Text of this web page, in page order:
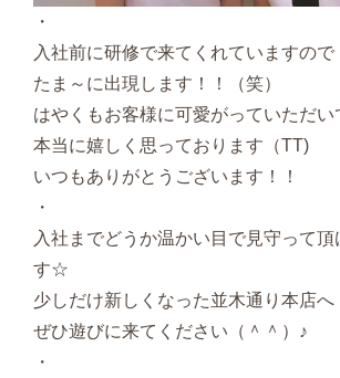
・
入社前に研修で来てくれていますので
たま～に出現します！！（笑）
はやくもお客様に可愛がっていただい
本当に嬉しく思っております（TT)
いつもありがとうございます！！
・
入社までどうか温かい目で見守って
す☆
少しだけ新しくなった並木通り本店へ
ぜひ遊びに来てください（＾＾）♪
・